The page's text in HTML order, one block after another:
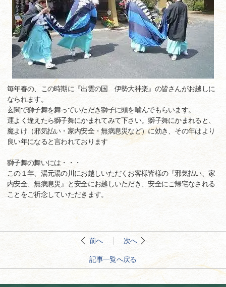
毎年春の、この時期に『出雲の国 伊勢大神楽』の皆さんがお越しに
なられます。
玄関で獅子舞を舞っていただき獅子に頭を噛んでもらいます。
運よく逢えたら獅子舞にかまれてみて下さい。獅子舞にかまれると、
魔よけ（邪気払い・家内安全・無病息災など）に効き、その年はより
良い年になると言われております
獅子舞の舞いには・・・
この１年、湯元湯の川にお越しいただくお客様皆様の『邪気払い、家
内安全、無病息災』と安全にお越しいただき、安全にご帰宅なされる
ことをご祈念していただきます。
前へ 次へ
記事一覧へ戻る